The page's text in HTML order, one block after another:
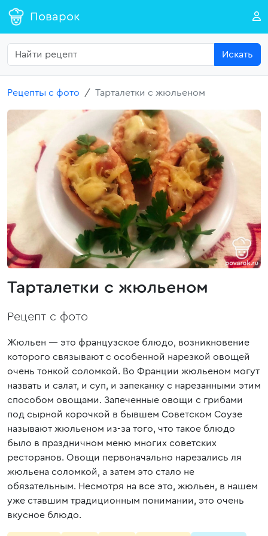
Поварок
Искать
Рецепты с фото Тарталетки с жюльеном
Тарталетки с жюльеном
Рецепт с фото
Жюльен — это французское блюдо, возникновение
которого связывают с особенной нарезкой овощей
очень тонкой соломкой. Во Франции жюльеном могут
назвать и салат, и суп, и запеканку с нарезанными этим
способом овощами. Запеченные овощи с грибами
под сырной корочкой в бывшем Советском Соузе
называют жюльеном из-за того, что такое блюдо
было в праздничном меню многих советских
ресторанов. Овощи первоначально нарезались ля
жюльена соломкой, а затем это стало не
обязательным. Несмотря на все это, жюльен, в нашем
уже ставшим традиционным понимании, это очень
вкусное блюдо.